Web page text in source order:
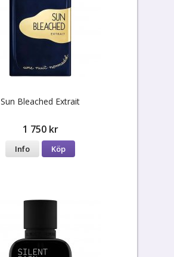
Sun Bleached Extrait
1 750 kr
Info Köp